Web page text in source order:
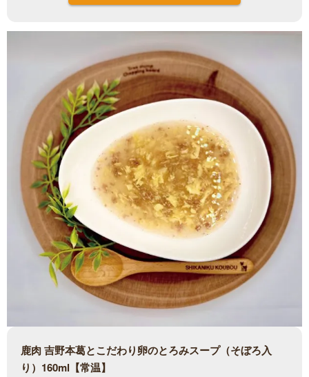
鹿肉 吉野本葛とこだわり卵のとろみスープ（そぼろ入
り）160ml【常温】